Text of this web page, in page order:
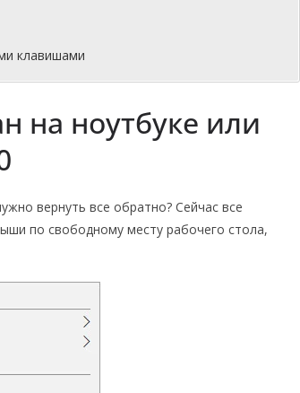
клавишами
на ноутбуке или
вернуть все обратно? Сейчас все
по свободному месту рабочего стола,